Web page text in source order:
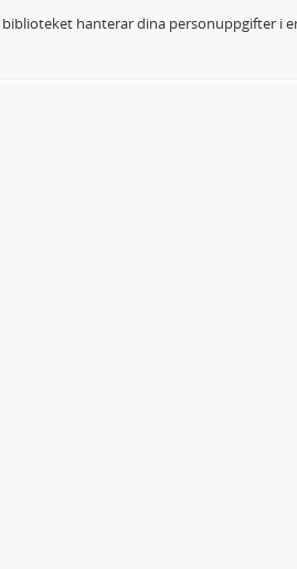
biblioteket hanterar dina personuppgifter i